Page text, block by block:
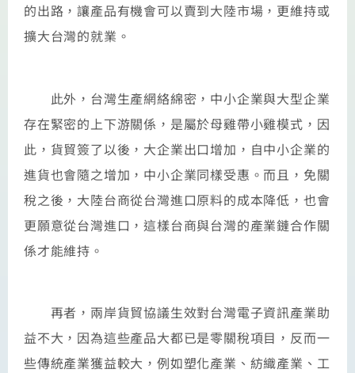
的出路，讓產品有機會可以賣到大陸市場，更維持或
擴大台灣的就業。
此外，台灣生產網絡綿密，中小企業與大型企業
存在緊密的上下游關係，是屬於母雞帶小雞模式，因
此，貨貿簽了以後，大企業出口增加，自中小企業的
進貨也會隨之增加，中小企業同樣受惠。而且，免關
稅之後，大陸台商從台灣進口原料的成本降低，也會
更願意從台灣進口，這樣台商與台灣的產業鏈合作關
係才能維持。
再者，兩岸貨貿協議生效對台灣電子資訊產業助
益不大，因為這些產品大都已是零關稅項目，反而一
些傳統產業獲益較大，例如塑化產業、紡織產業、工